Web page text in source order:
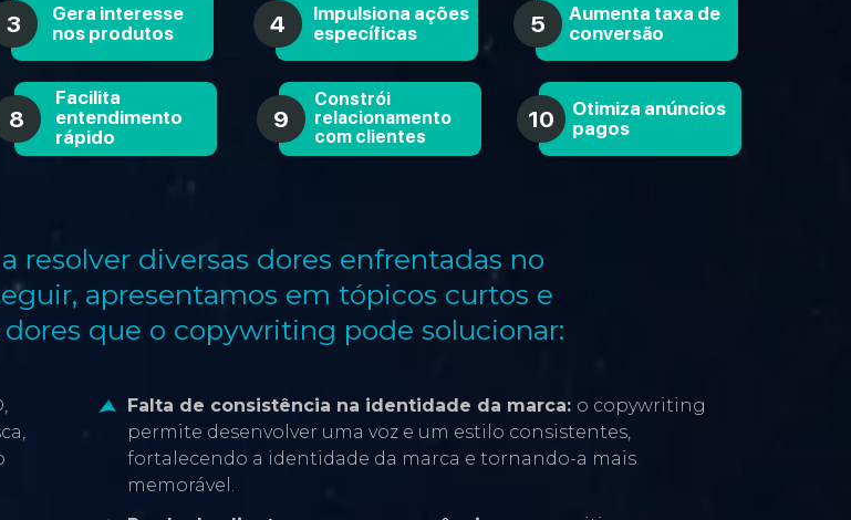
Gera interesse
nos produtos
3
Impulsiona ações
específicas
4
Aumenta taxa de
conversão
5
8
Facilita
entendimento
rápido
Constrói
relacionamento
com clientes
9 10
Otimiza anúncios
pagos
resolver diversas dores enfrentadas no
apresentamos em tópicos curtos e
que o copywriting pode solucionar:
Falta de consistência na identidade da marca: o copywriting
permite desenvolver uma voz e um estilo consistentes,
fortalecendo a identidade da marca e tornando-a mais
memorável.